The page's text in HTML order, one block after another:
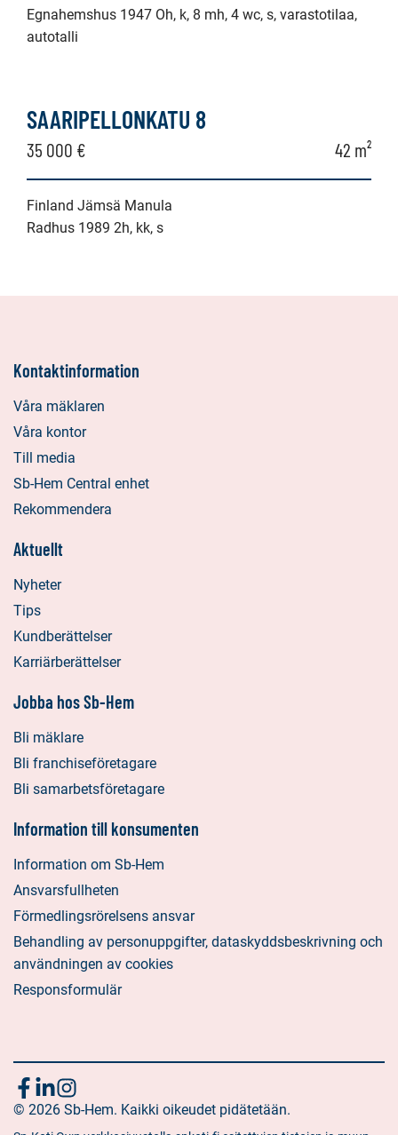
Egnahemshus 1947 Oh, k, 8 mh, 4 wc, s, varastotilaa,
autotalli
SAARIPELLONKATU 8
35 000 € 42 m²
Finland Jämsä Manula
Radhus 1989 2h, kk, s
Kontaktinformation
Våra mäklaren
Våra kontor
Till media
Sb-Hem Central enhet
Rekommendera
Aktuellt
Nyheter
Tips
Kundberättelser
Karriärberättelser
Jobba hos Sb-Hem
Bli mäklare
Bli franchiseföretagare
Bli samarbetsföretagare
Information till konsumenten
Information om Sb-Hem
Ansvarsfullheten
Förmedlingsrörelsens ansvar
Behandling av personuppgifter, dataskyddsbeskrivning och
användningen av cookies
Responsformulär
Följ
oss
Sociala
media:
Sociala
media:
Sociala
media:
© 2026 Sb-Hem. Kaikki oikeudet pidätetään.